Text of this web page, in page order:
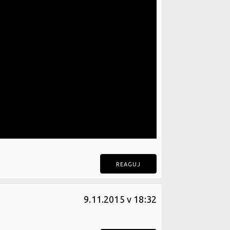
REAGUJ
9.11.2015 v 18:32